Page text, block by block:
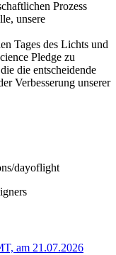
Prozess
unsere
Tages des Lichts und
Pledge zu
die entscheidende
Verbesserung unserer
dayoflight
am 21.07.2026